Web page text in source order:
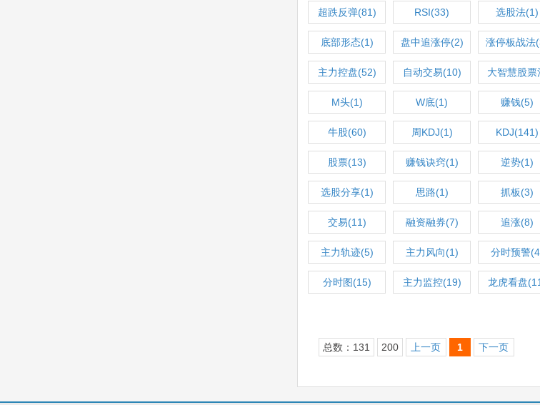
超跌反弹(81) RSI(33) 选股法(1)
底部形态(1) 盘中追涨停(2) 涨停板战法
主力控盘(52) 自动交易(10)
大智慧股票
(1)
M头(1) W底(1) 赚钱(5)
牛股(60) 周KDJ(1) KDJ(141)
股票(13) 赚钱诀窍(1) 逆势(1)
选股分享(1) 思路(1) 抓板(3)
交易(11) 融资融券(7) 追涨(8)
主力轨迹(5) 主力风向(1) 分时预警
分时图(15) 主力监控(19) 龙虎看盘
总数：131 200 上一页 1 下一页